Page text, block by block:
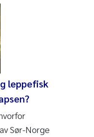
leppefisk
Sør-Norge